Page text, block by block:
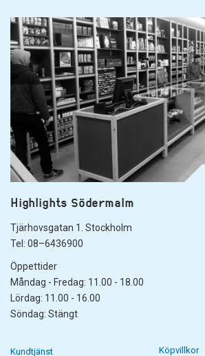
Highlights Södermalm
Tjärhovsgatan 1. Stockholm
Tel: 08–6436900
Öppettider
Måndag - Fredag: 11.00 - 18.00
Lördag: 11.00 - 16.00
Söndag: Stängt
Kundtjänst
Köpvillkor